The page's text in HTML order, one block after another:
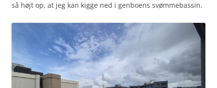
så højt op, at jeg kan kigge ned i genboens svømmebassin.